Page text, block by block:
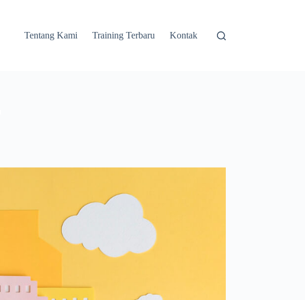
Tentang Kami Training Terbaru Kontak